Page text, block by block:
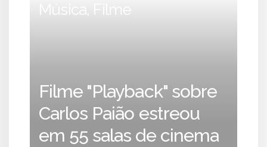
Música, Filme
Filme "Playback" sobre
Carlos Paião estreou
em 55 salas de cinema